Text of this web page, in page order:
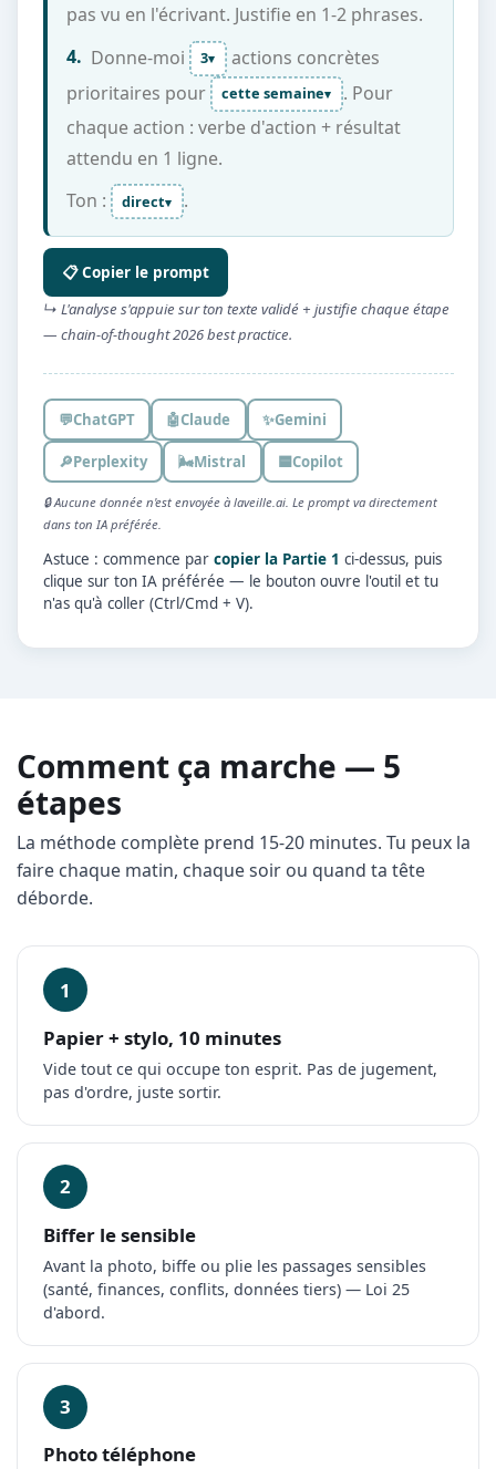
pas vu en l'écrivant. Justifie en 1-2 phrases.
4. Donne-moi 3▾
actions concrètes
prioritaires pour
cette semaine▾
. Pour
chaque action : verbe d'action + résultat
attendu en 1 ligne.
Ton :
direct▾ .
📋 Copier le prompt
↳ L'analyse s'appuie sur ton texte validé + justifie chaque étape
— chain-of-thought 2026 best practice.
💬ChatGPT 🤖Claude ✨Gemini
🔎Perplexity 🌬️Mistral 🟦Copilot
🔒 Aucune donnée n'est envoyée à laveille.ai. Le prompt va directement
dans ton IA préférée.
Astuce : commence par copier la Partie 1 ci-dessus, puis
clique sur ton IA préférée — le bouton ouvre l'outil et tu
n'as qu'à coller (Ctrl/Cmd + V).
Comment ça marche — 5
étapes
La méthode complète prend 15-20 minutes. Tu peux la
faire chaque matin, chaque soir ou quand ta tête
déborde.
1
Papier + stylo, 10 minutes
Vide tout ce qui occupe ton esprit. Pas de jugement,
pas d'ordre, juste sortir.
2
Biffer le sensible
Avant la photo, biffe ou plie les passages sensibles
(santé, finances, conflits, données tiers) — Loi 25
d'abord.
3
Photo téléphone